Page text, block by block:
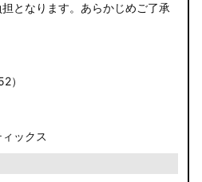
となります。あらかじめご了承
）
ックス